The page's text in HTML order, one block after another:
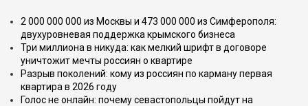
2 000 000 000 из Москвы и 473 000 000 из Симферополя:
двухуровневая поддержка крымского бизнеса
Три миллиона в никуда: как мелкий шрифт в договоре
уничтожит мечты россиян о квартире
Разрыв поколений: кому из россиян по карману первая
квартира в 2026 году
Голос не онлайн: почему севастопольцы пойдут на